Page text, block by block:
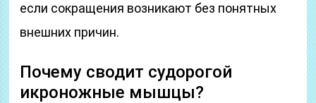
если сокращения возникают без понятных
внешних причин.
Почему сводит судорогой
икроножные мышцы?